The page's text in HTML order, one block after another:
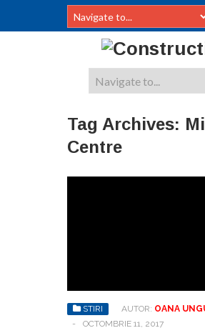
Tag Archives:
Centre
STIRI AUTOR: OANA
-
OCTOMBRIE 11, 2017